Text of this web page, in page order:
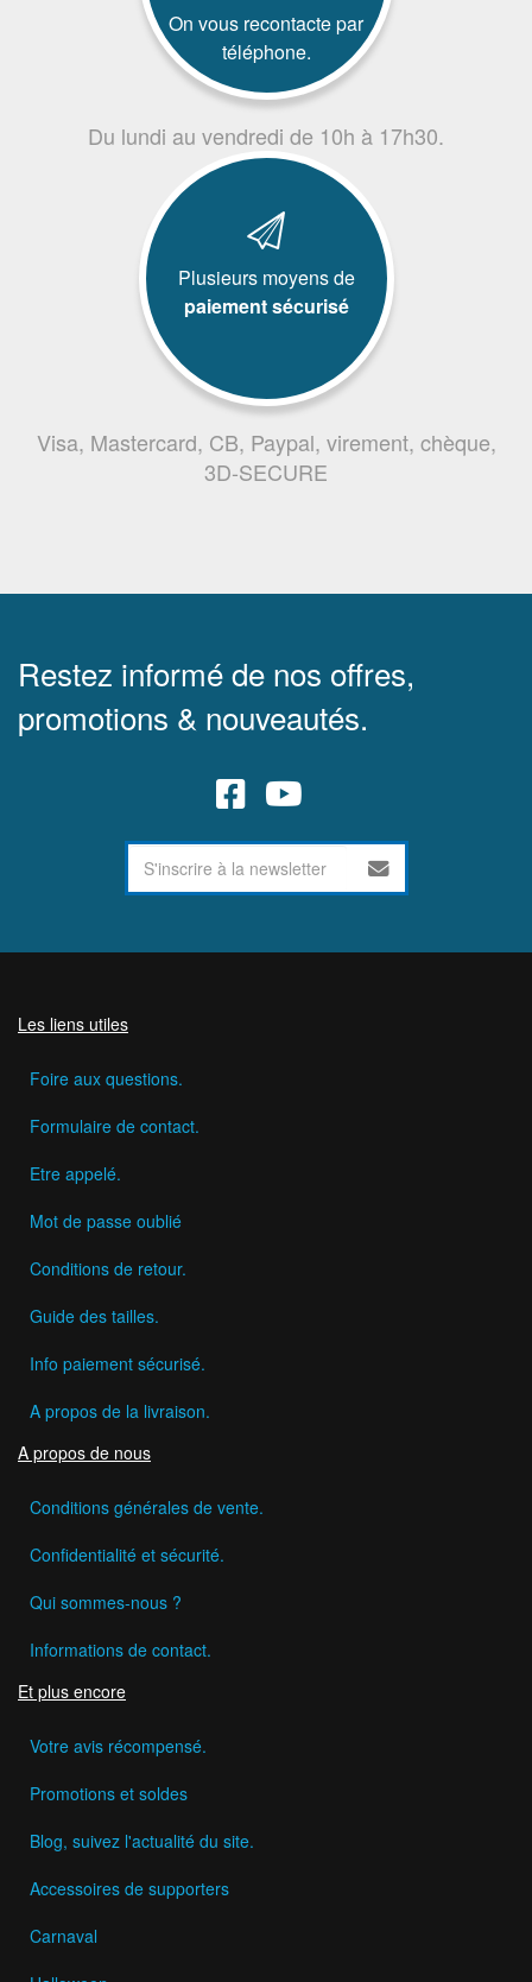
On vous recontacte par
téléphone.
Du lundi au vendredi de 10h à 17h30.
Plusieurs moyens de
paiement sécurisé
Visa, Mastercard, CB, Paypal, virement, chèque,
3D-SECURE
Restez informé de nos offres,
promotions & nouveautés.
Les liens utiles
Foire aux questions.
Formulaire de contact.
Etre appelé.
Mot de passe oublié
Conditions de retour.
Guide des tailles.
Info paiement sécurisé.
A propos de la livraison.
A propos de nous
Conditions générales de vente.
Confidentialité et sécurité.
Qui sommes-nous ?
Informations de contact.
Et plus encore
Votre avis récompensé.
Promotions et soldes
Blog, suivez l'actualité du site.
Accessoires de supporters
Carnaval